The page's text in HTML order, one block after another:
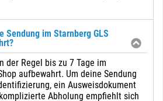
Sendung im Starnberg GLS
der Regel bis zu 7 Tage im
aufbewahrt. Um deine Sendung
ein Ausweisdokument
Abholung empfiehlt sich